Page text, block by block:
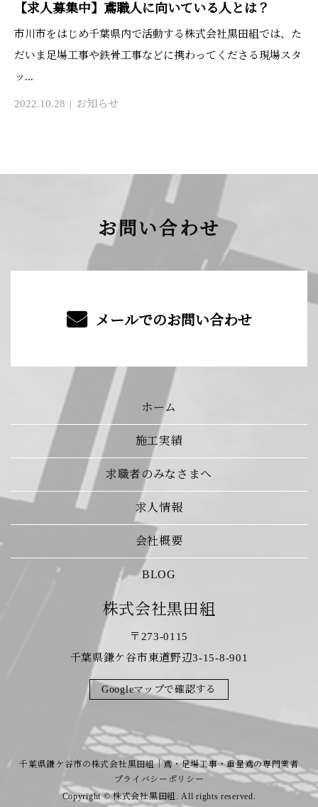
【求人募集中】鳶職人に向いている人とは？
市川市をはじめ千葉県内で活動する株式会社黒田組では、た
だいま足場工事や鉄骨工事などに携わってくださる現場スタ
ッ...
2022.10.28 お知らせ
お問い合わせ
メールでのお問い合わせ
ホーム
施工実績
求職者のみなさまへ
求人情報
会社概要
BLOG
株式会社黒田組
〒273-0115
千葉県鎌ケ谷市東道野辺3-15-8-901
Googleマップで確認する
千葉県鎌ケ谷市の株式会社黒田組｜鳶・足場工事・重量鳶の専門業者
プライバシーポリシー
Copyright © 株式会社黒田組. All rights reserved.